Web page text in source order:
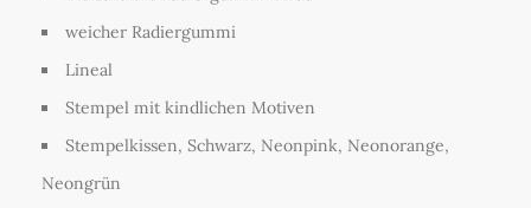
weicher Radiergummi
Lineal
Stempel mit kindlichen Motiven
Stempelkissen, Schwarz, Neonpink, Neonorange,
Neongrün